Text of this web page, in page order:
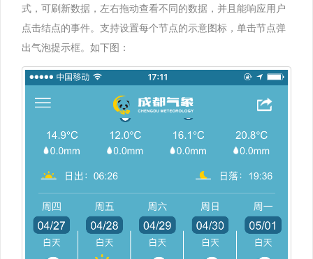
式，可刷新数据，左右拖动查看不同的数据，并且能响应用户
点击结点的事件。支持设置每个节点的示意图标，单击节点弹
出气泡提示框。如下图：